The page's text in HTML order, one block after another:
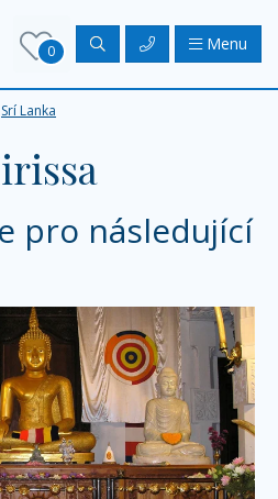
0 Menu
Srí Lanka
pro následující